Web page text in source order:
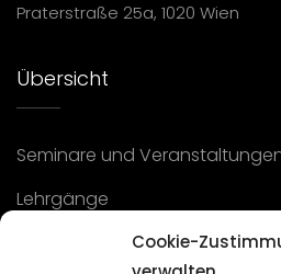
Cookie-
Praterstraße 25a, 1020 Wien
Übersicht
Seminare und
Lehrgänge
WBA: Direktion und Team